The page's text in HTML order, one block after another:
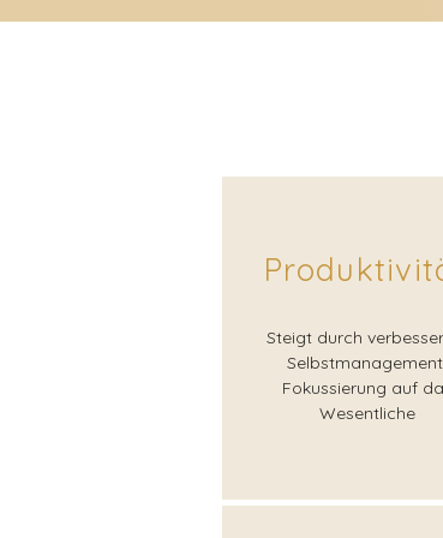
Steigt durch
Fokussierung auf
Wesentliche